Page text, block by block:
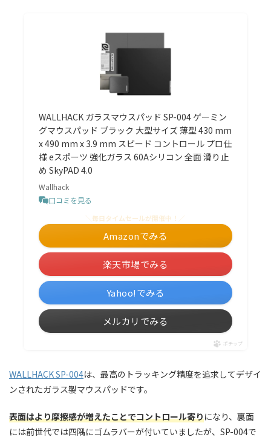
WALLHACK ガラスマウスパッド SP-004 ゲーミン
グマウスパッド ブラック 大型サイズ 薄型 430 mm
x 490 mm x 3.9 mm スピード コントロール プロ仕
様 eスポーツ 強化ガラス 60Aシリコン 全面 滑り止
め SkyPAD 4.0
Wallhack
口コミを見る
＼毎日タイムセールが開催中！／
Amazonでみる
楽天市場でみる
Yahoo!でみる
メルカリでみる
ポチップ
WALLHACK SP-004は、最高のトラッキング精度を追求してデザイ
ンされたガラス製マウスパッドです。
表面はより摩擦感が増えたことでコントロール寄りになり、裏面
には前世代では四隅にゴムラバーが付いていましたが、SP-004で